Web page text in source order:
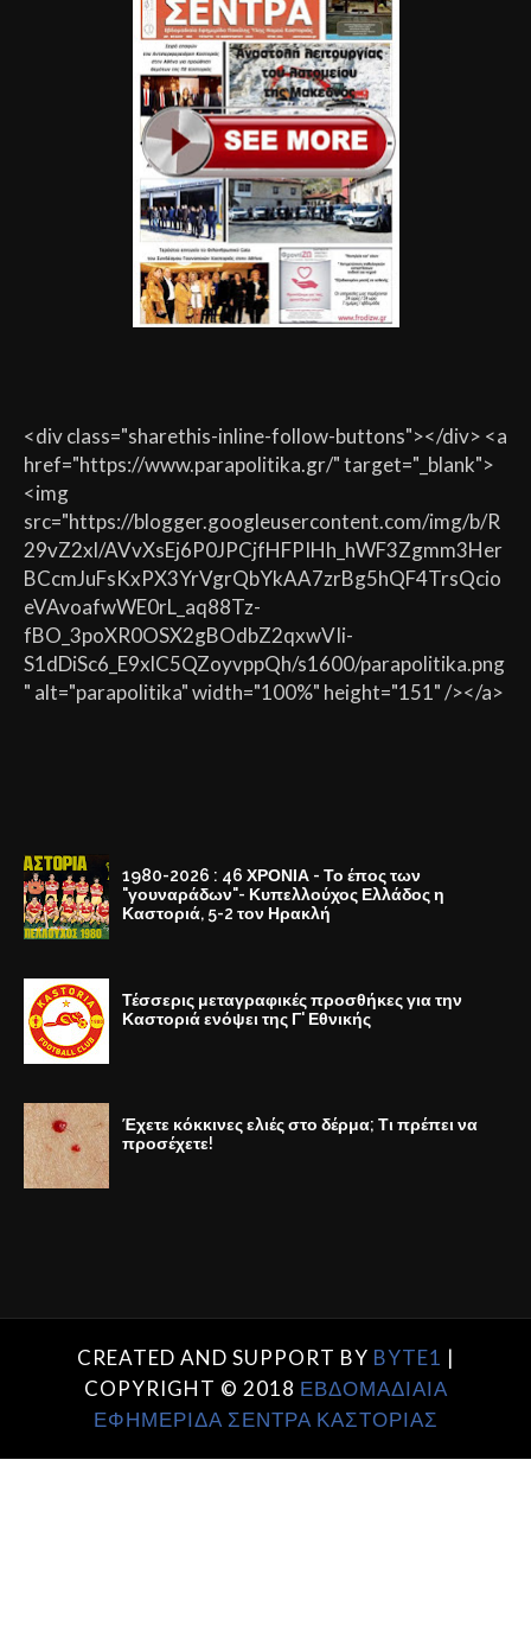
<div class="sharethis-inline-follow-buttons"></div> <a
href="https://www.parapolitika.gr/" target="_blank">
<img
src="https://blogger.googleusercontent.com/img/b/R
29vZ2xl/AVvXsEj6P0JPCjfHFPIHh_hWF3Zgmm3Her
BCcmJuFsKxPX3YrVgrQbYkAA7zrBg5hQF4TrsQcio
eVAvoafwWE0rL_aq88Tz-
fBO_3poXR0OSX2gBOdbZ2qxwVIi-
S1dDiSc6_E9xlC5QZoyvppQh/s1600/parapolitika.png
" alt="parapolitika" width="100%" height="151" /></a>
1980-2026 : 46 ΧΡΟΝΙΑ - Το έπος των
"γουναράδων"- Κυπελλούχος Ελλάδος η
Καστοριά, 5-2 τον Ηρακλή
Τέσσερις μεταγραφικές προσθήκες για την
Καστοριά ενόψει της Γ' Εθνικής
Έχετε κόκκινες ελιές στο δέρμα; Τι πρέπει να
προσέχετε!
CREATED AND SUPPORT BY BYTE1 |
COPYRIGHT © 2018 ΕΒΔΟΜΑΔΙΑΙΑ
ΕΦΗΜΕΡΙΔΑ ΣΕΝΤΡΑ ΚΑΣΤΟΡΙΑΣ